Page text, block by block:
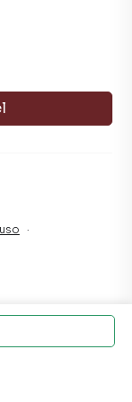
de vender ou
também com um
·